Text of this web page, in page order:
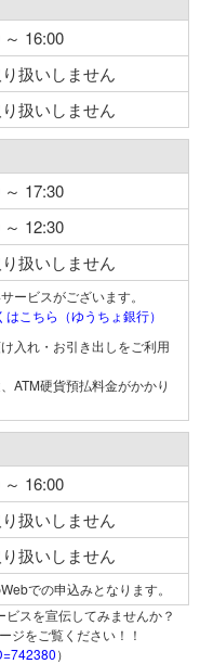
～ 16:00
扱いしません
扱いしません
～ 17:30
～ 12:30
扱いしません
ービスがございます。
こちら（ゆうちょ銀行）
入れ・お引き出しをご利用
ATM硬貨預払料金がかかり
～ 16:00
扱いしません
扱いしません
での申込みとなります。
スを宣伝してみませんか？
ジをご覧ください！！
）